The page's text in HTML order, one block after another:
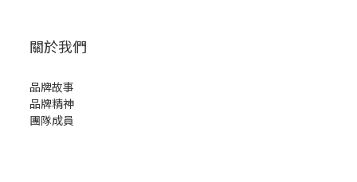
關於我們
品牌故事
品牌精神
團隊成員